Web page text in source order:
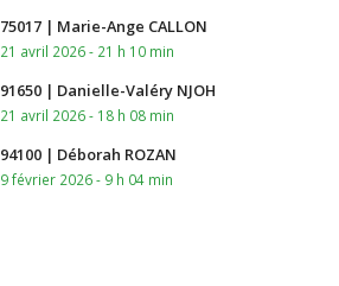
75017 | Marie-Ange CALLON
21 avril 2026 - 21 h 10 min
91650 | Danielle-Valéry NJOH
21 avril 2026 - 18 h 08 min
94100 | Déborah ROZAN
9 février 2026 - 9 h 04 min